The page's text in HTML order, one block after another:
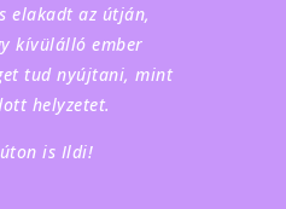
elakadt az útján,
kívülálló ember
tud nyújtani, mint
helyzetet.
is Ildi!